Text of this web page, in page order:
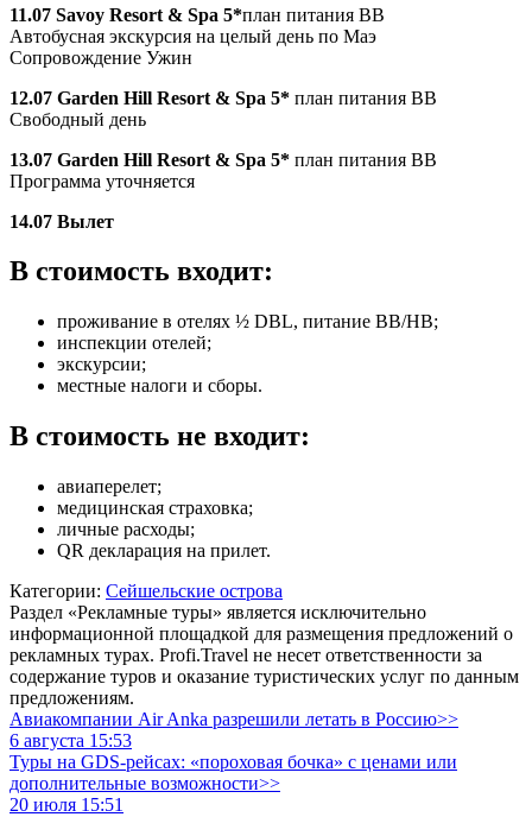
11.07 Savoy Resort & Spa 5*план питания BB
Автобусная экскурсия на целый день по Маэ
Сопровождение Ужин
12.07 Garden Hill Resort & Spa 5* план питания BB
Свободный день
13.07 Garden Hill Resort & Spa 5* план питания BB
Программа уточняется
14.07 Вылет
В стоимость входит:
проживание в отелях ½ DBL, питание ВВ/HB;
инспекции отелей;
экскурсии;
местные налоги и сборы.
В стоимость не входит:
авиаперелет;
медицинская страховка;
личные расходы;
QR декларация на прилет.
Категории: Сейшельские острова
Раздел «Рекламные туры» является исключительно
информационной площадкой для размещения предложений о
рекламных турах. Profi.Travel не несет ответственности за
содержание туров и оказание туристических услуг по данным
предложениям.
Авиакомпании Air Anka разрешили летать в Россию>>
6 августа 15:53
Туры на GDS-рейсах: «пороховая бочка» с ценами или
дополнительные возможности>>
20 июля 15:51